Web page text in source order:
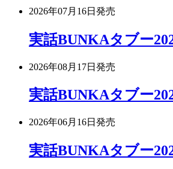
2026年07月16日 発売
実話BUNKAタブー
2026年08月17日 発売
実話BUNKAタブー
2026年06月16日 発売
実話BUNKAタブー